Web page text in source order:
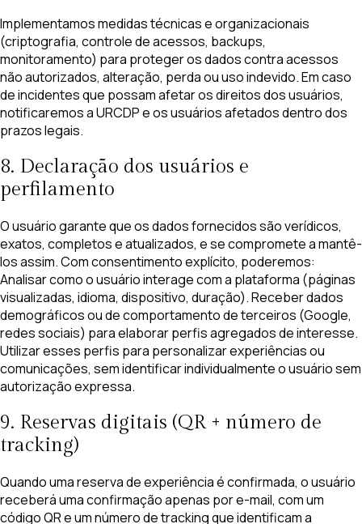
Implementamos medidas técnicas e organizacionais
(criptografia, controle de acessos, backups,
monitoramento) para proteger os dados contra acessos
não autorizados, alteração, perda ou uso indevido. Em caso
de incidentes que possam afetar os direitos dos usuários,
notificaremos a URCDP e os usuários afetados dentro dos
prazos legais.
8. Declaração dos usuários e
perfilamento
O usuário garante que os dados fornecidos são verídicos,
exatos, completos e atualizados, e se compromete a mantê-
los assim. Com consentimento explícito, poderemos:
Analisar como o usuário interage com a plataforma (páginas
visualizadas, idioma, dispositivo, duração). Receber dados
demográficos ou de comportamento de terceiros (Google,
redes sociais) para elaborar perfis agregados de interesse.
Utilizar esses perfis para personalizar experiências ou
comunicações, sem identificar individualmente o usuário sem
autorização expressa.
9. Reservas digitais (QR + número de
tracking)
Quando uma reserva de experiência é confirmada, o usuário
receberá uma confirmação apenas por e-mail, com um
código QR e um número de tracking que identificam a